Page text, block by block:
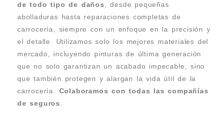
de todo tipo de daños
, desde pequeñas
abolladuras hasta reparaciones completas de
carrocería, siempre con un enfoque en la precisión y
el detalle. Utilizamos solo los mejores materiales del
mercado, incluyendo pinturas de última generación
que no solo garantizan un acabado impecable, sino
que también protegen y alargan la vida útil de la
carrocería. Colaboramos con todas las compañías
de seguros